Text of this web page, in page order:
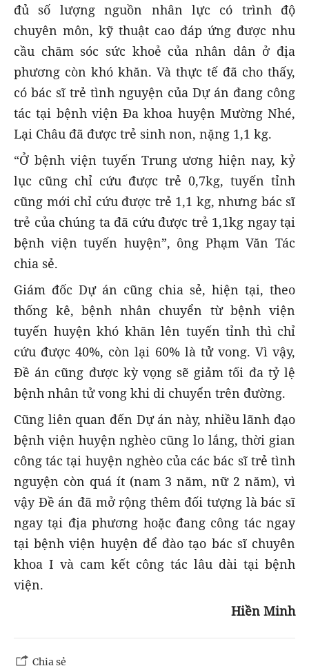
đủ số lượng nguồn nhân lực có trình độ
chuyên môn, kỹ thuật cao đáp ứng được nhu
cầu chăm sóc sức khoẻ của nhân dân ở địa
phương còn khó khăn. Và thực tế đã cho thấy,
có bác sĩ trẻ tình nguyện của Dự án đang công
tác tại bệnh viện Đa khoa huyện Mường Nhé,
Lại Châu đã được trẻ sinh non, nặng 1,1 kg.
“Ở bệnh viện tuyến Trung ương hiện nay, kỷ
lục cũng chỉ cứu được trẻ 0,7kg, tuyến tỉnh
cũng mới chỉ cứu được trẻ 1,1 kg, nhưng bác sĩ
trẻ của chúng ta đã cứu được trẻ 1,1kg ngay tại
bệnh viện tuyến huyện”, ông Phạm Văn Tác
chia sẻ.
Giám đốc Dự án cũng chia sẻ, hiện tại, theo
thống kê, bệnh nhân chuyển từ bệnh viện
tuyến huyện khó khăn lên tuyến tỉnh thì chỉ
cứu được 40%, còn lại 60% là tử vong. Vì vậy,
Đề án cũng được kỳ vọng sẽ giảm tối đa tỷ lệ
bệnh nhân tử vong khi di chuyển trên đường.
Cũng liên quan đến Dự án này, nhiều lãnh đạo
bệnh viện huyện nghèo cũng lo lắng, thời gian
công tác tại huyện nghèo của các bác sĩ trẻ tình
nguyện còn quá ít (nam 3 năm, nữ 2 năm), vì
vậy Đề án đã mở rộng thêm đối tượng là bác sĩ
ngay tại địa phương hoặc đang công tác ngay
tại bệnh viện huyện để đào tạo bác sĩ chuyên
khoa I và cam kết công tác lâu dài tại bệnh
viện.
Hiền Minh
Chia sẻ